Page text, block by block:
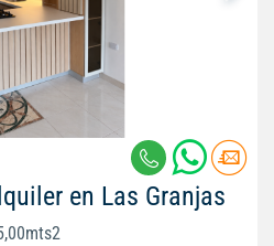
en Las Granjas